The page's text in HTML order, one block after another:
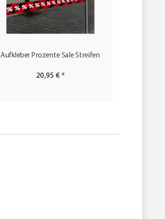
Aufkleber Prozente Sale Streifen
20,95 € *